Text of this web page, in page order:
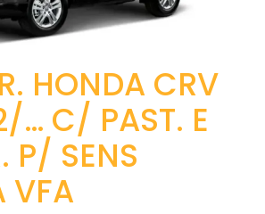
HONDA CRV
… C/ PAST. E
P/ SENS
VFA